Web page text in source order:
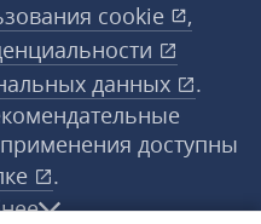
cookie
,
данных
.
доступны
.